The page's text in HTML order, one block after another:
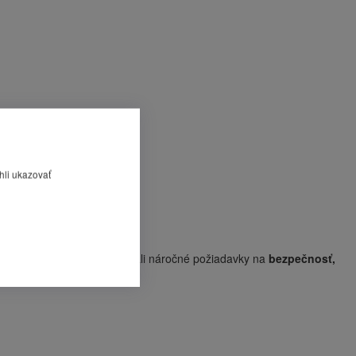
navrhnuté tak, aby spĺňali náročné požiadavky na bezpečnosť,
ukazovať